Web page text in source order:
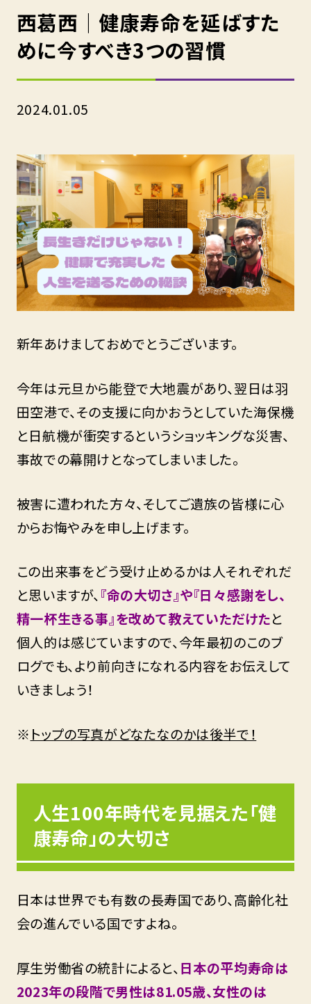
西葛西｜健康寿命を延ばすた
めに今すべき3つの習慣
2024.01.05
新年あけましておめでとうございます。
今年は元旦から能登で大地震があり、翌日は羽
田空港で、その支援に向かおうとしていた海保機
と日航機が衝突するというショッキングな災害、
事故での幕開けとなってしまいました。
被害に遭われた方々、そしてご遺族の皆様に心
からお悔やみを申し上げます。
この出来事をどう受け止めるかは人それぞれだ
と思いますが、『命の大切さ』や『日々感謝をし、
精一杯生きる事』を改めて教えていただけたと
個人的は感じていますので、今年最初のこのブ
ログでも、より前向きになれる内容をお伝えして
いきましょう！
※ トップの写真がどなたなのかは後半で！
人生100年時代を見据えた「健
康寿命」の大切さ
日本は世界でも有数の長寿国であり、高齢化社
会の進んでいる国ですよね。
厚生労働省の統計によると、 日本の平均寿命は
2023年の段階で男性は81.05歳、女性のは